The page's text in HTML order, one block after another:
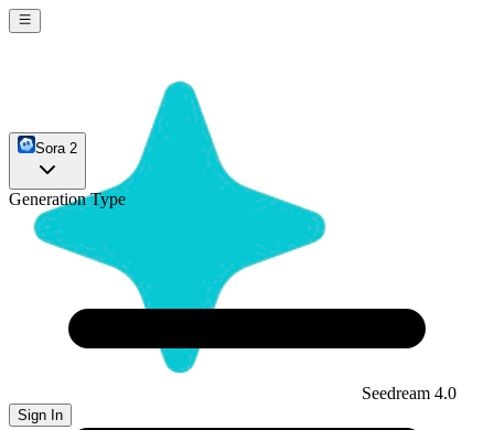
Seedream 4.0
Sign In
Sora 2
Generation Type